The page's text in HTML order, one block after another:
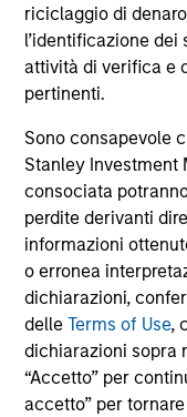
riciclaggio di
l’identificazione
attività di verifica e
pertinenti.
Sono consapevole
Stanley Investment
consociata
perdite derivanti
informazioni
o erronea
dichiarazioni,
delleTerms of Use,
dichiarazioni sopra
“Accetto” per
accetto” per
Scheda
Key Investor
Information
ISIN:
Emerging
Investment
Share Class:A
Scheda
Commento
Fund
Passport